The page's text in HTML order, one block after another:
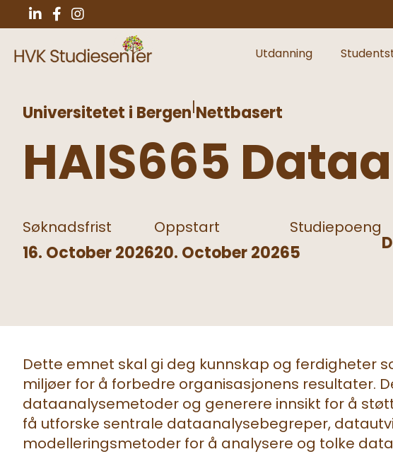
Utdanning
Universitetet i Bergen|Nettbasert
HAIS665
Søknadsfrist
16. October 2026
Oppstart
20. October 2026
Studiepoeng
5
Dette emnet skal gi deg kunnskap og ferdigheter
miljøer for å forbedre organisasjonens resultater.
dataanalysemetoder og generere innsikt for å
få utforske sentrale dataanalysebegreper,
modelleringsmetoder for å analysere og tolke